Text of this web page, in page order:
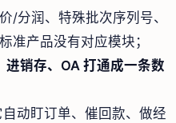
/分润、特殊批次序列号、
准产品没有对应模块；
进销存、OA 打通成一条数
动盯订单、催回款、做经